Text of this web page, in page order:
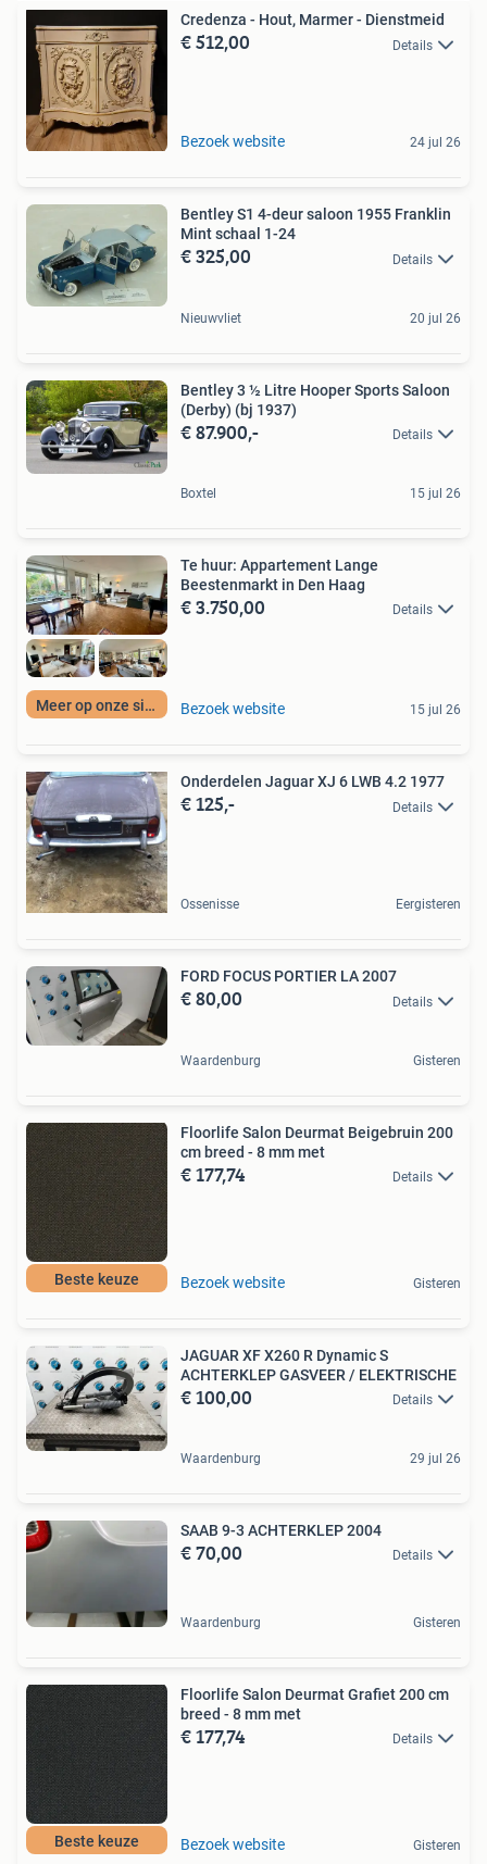
Credenza - Hout, Marmer - Dienstmeid
€ 512,00 Details
Bezoek website 24 jul 26
Bentley S1 4-deur saloon 1955 Franklin
Mint schaal 1-24
€ 325,00 Details
Nieuwvliet 20 jul 26
Bentley 3 ½ Litre Hooper Sports Saloon
(Derby) (bj 1937)
€ 87.900,- Details
Boxtel 15 jul 26
Meer op onze site
Te huur: Appartement Lange
Beestenmarkt in Den Haag
€ 3.750,00 Details
Bezoek website 15 jul 26
Onderdelen Jaguar XJ 6 LWB 4.2 1977
€ 125,- Details
Ossenisse Eergisteren
FORD FOCUS PORTIER LA 2007
€ 80,00 Details
Waardenburg Gisteren
Beste keuze
Floorlife Salon Deurmat Beigebruin 200
cm breed - 8 mm met
€ 177,74 Details
Bezoek website Gisteren
JAGUAR XF X260 R Dynamic S
ACHTERKLEP GASVEER / ELEKTRISCHE
€ 100,00 Details
Waardenburg 29 jul 26
SAAB 9-3 ACHTERKLEP 2004
€ 70,00 Details
Waardenburg Gisteren
Beste keuze
Floorlife Salon Deurmat Grafiet 200 cm
breed - 8 mm met
€ 177,74 Details
Bezoek website Gisteren